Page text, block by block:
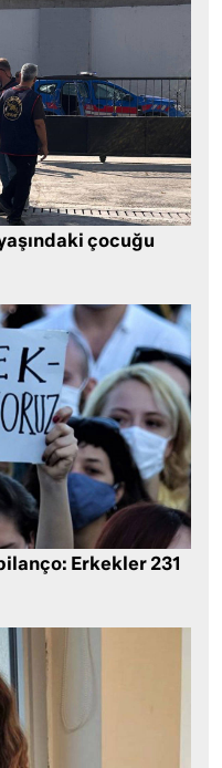
çocuğu
Erkekler 231